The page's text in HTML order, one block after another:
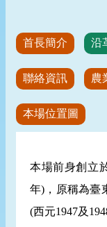
首長簡介 沿
聯絡資訊 農
本場位置圖
本場前身創立
年)，原稱為臺
(西元1947及